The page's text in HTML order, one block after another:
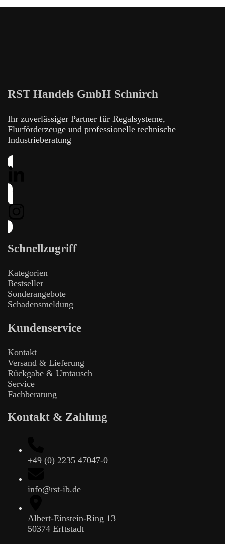
RST Handels GmbH Schnirch
Ihr zuverlässiger Partner für Regalsysteme,
Flurförderzeuge und professionelle technische
Industrieberatung
Schnellzugriff
Kategorien
Bestseller
Sonderangebote
Schadensmeldung
Kundenservice
Kontakt
Versand & Lieferung
Rückgabe & Umtausch
Service
Fachberatung
Kontakt & Zahlung
+49 (0) 2235 47047-0
info@rst-ib.de
Albert-Einstein-Ring 13
50374 Erftstadt